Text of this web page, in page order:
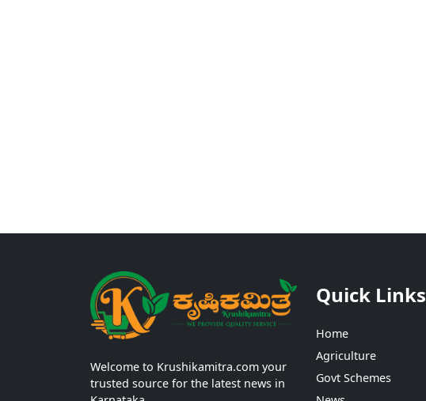
Welcome to Krushikamitra.com your
trusted source for the latest news in
Quick Links
Home
Agriculture
Govt Schemes